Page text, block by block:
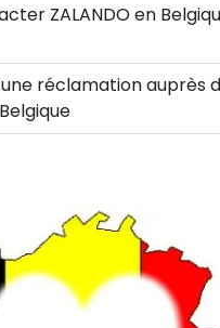
ZALANDO en
réclamation auprès